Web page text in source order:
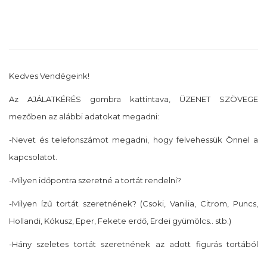
Kedves Vendégeink!
Az AJÁLATKÉRÉS gombra kattintava, ÜZENET SZÖVEGE
mezőben az alábbi adatokat megadni:
-Nevet és telefonszámot megadni, hogy felvehessük Önnel a
kapcsolatot.
-Milyen időpontra szeretné a tortát rendelni?
-Milyen ízű tortát szeretnének? (Csoki, Vanilia, Citrom, Puncs,
Hollandi, Kókusz, Eper, Fekete erdő, Erdei gyümölcs.. stb.)
-Hány szeletes tortát szeretnének az adott figurás tortából